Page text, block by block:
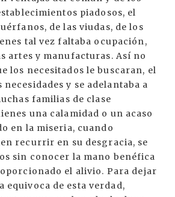
piadosos, el
de las viudas, de los
tal vez faltaba ocupación,
artes y manufacturas. Así no
los necesitados le buscaran, el
necesidades y se adelantaba a
familias de clase
una calamidad o un acaso
en la miseria, cuando
recurrir en su desgracia, se
sin conocer la mano benéfica
el alivio. Para dejar
equivoca de esta verdad,